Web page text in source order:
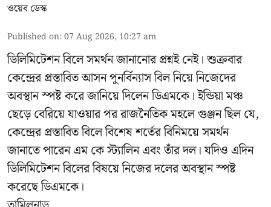
ওয়েব ডেস্ক
Published on:07 Aug 2026, 10:27 am
ডিলিমিটেশন বিলে সমর্থন জানানোর প্রশ্নই নেই। শুক্রবার
কেন্দ্রের প্রস্তাবিত আসন পুনর্বিন্যাস বিল নিয়ে নিজেদের
অবস্থান স্পষ্ট করে জানিয়ে দিলেন ডিএমকে। ইন্ডিয়া মঞ্চ
ছেড়ে বেরিয়ে যাওয়ার পর রাজনৈতিক মহলে গুঞ্জন ছিল যে,
কেন্দ্রের প্রস্তাবিত বিলে বিশেষ শর্তের বিনিময়ে সমর্থন
জানাতে পারেন এম কে স্ট্যালিন এবং তাঁর দল। যদিও এদিন
ডিলিমিটেশন বিলের বিষয়ে নিজের দলের অবস্থান স্পষ্ট
করেছে ডিএমকে।